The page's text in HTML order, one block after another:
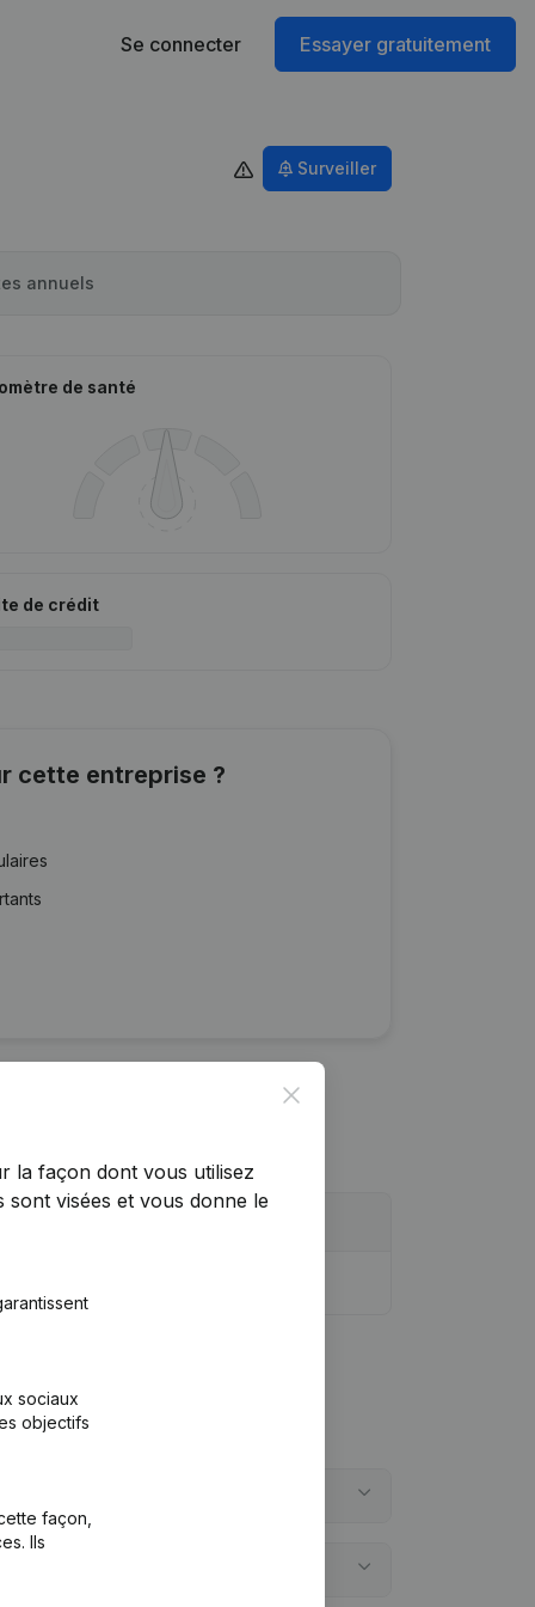
Se connecter Essayer gratuitement
Surveiller
annuels
de santé
de crédit
cette entreprise ?
Close
la façon dont vous utilisez
visées et vous donne le
sociaux
objectifs
façon,
Ils